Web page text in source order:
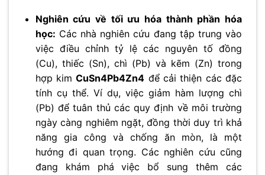
Nghiên cứu về tối ưu hóa thành phần hóa
học: Các nhà nghiên cứu đang tập trung vào
việc điều chỉnh tỷ lệ các nguyên tố đồng
(Cu), thiếc (Sn), chì (Pb) và kẽm (Zn) trong
hợp kimCuSn4Pb4Zn4 để cải thiện các đặc
tính cụ thể. Ví dụ, việc giảm hàm lượng chì
(Pb) để tuân thủ các quy định về môi trường
ngày càng nghiêm ngặt, đồng thời duy trì khả
năng gia công và chống ăn mòn, là một
hướng đi quan trọng. Các nghiên cứu cũng
đang khám phá việc bổ sung thêm các